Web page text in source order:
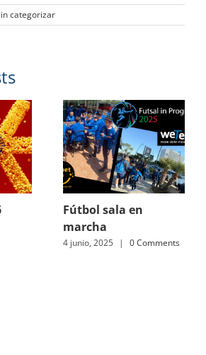
categorizar
Fútbol sala en
marcha
4 junio, 2025 | 0 Comments